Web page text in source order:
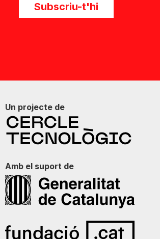
Subscriu-t'hi
Un projecte de
Amb el suport de